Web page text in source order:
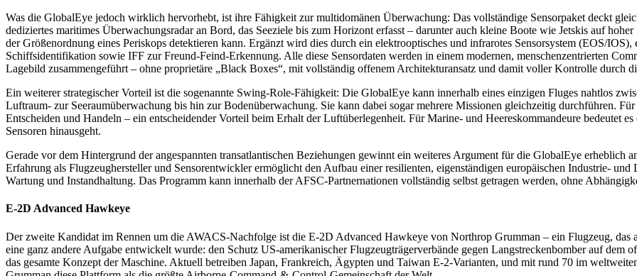
Was die GlobalEye jedoch wirklich hervorhebt, ist ihre Fähigkeit zur multidomänen Überwachung: Das vollständige Sensorpaket deckt
dediziertes maritimes Überwachungsradar an Bord, das Seeziele bis zum Horizont erfasst – darunter auch kleine Boote wie Jetskis auf
der Größenordnung eines Periskops detektieren kann. Ergänzt wird dies durch ein elektrooptisches und infrarotes Sensorsystem (EOS/
Schiffsidentifikation sowie IFF zur Freund-Feind-Erkennung. Alle diese Sensordaten werden in einem modernen, menschenzentrierten
Lagebild zusammengeführt – ohne proprietäre „Black Boxes“, mit vollständig offenem Architekturansatz und damit voller Kontrolle durch
Ein weiterer strategischer Vorteil ist die sogenannte Swing-Role-Fähigkeit: Die GlobalEye kann innerhalb eines einzigen Fluges nahtlos
Luftraum- zur Seeraumüberwachung bis hin zur Bodenüberwachung. Sie kann dabei sogar mehrere Missionen gleichzeitig durchführen.
Entscheiden und Handeln – ein entscheidender Vorteil beim Erhalt der Luftüberlegenheit. Für Marine- und Heereskommandeure bedeutet
Sensoren hinausgeht.
Gerade vor dem Hintergrund der angespannten transatlantischen Beziehungen gewinnt ein weiteres Argument für die GlobalEye erheblich
Erfahrung als Flugzeughersteller und Sensorentwickler ermöglicht den Aufbau einer resilienten, eigenständigen europäischen Industrie-
Wartung und Instandhaltung. Das Programm kann innerhalb der AFSC-Partnernationen vollständig selbst getragen werden, ohne
E-2D Advanced Hawkeye
Der zweite Kandidat im Rennen um die AWACS-Nachfolge ist die E-2D Advanced Hawkeye von Northrop Grumman – ein Flugzeug,
eine ganz andere Aufgabe entwickelt wurde: den Schutz US-amerikanischer Flugzeugträgerverbände gegen Langstreckenbomber auf dem
das gesamte Konzept der Maschine. Aktuell betreiben Japan, Frankreich, Ägypten und Taiwan E-2-Varianten, und mit rund 70 im